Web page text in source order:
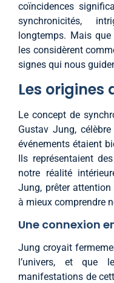
coïncidences
synchronicités,
longtemps. Mais
les considèrent
signes qui nous
Les origines
Le concept de
Gustav Jung,
événements étaient
Ils représentaient
notre réalité
Jung, prêter
à mieux comprendre
Une connexion
Jung croyait
l’univers, et que
manifestations de